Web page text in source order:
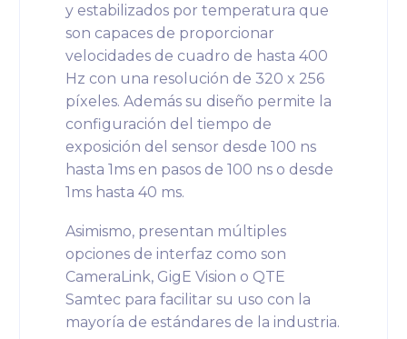
y estabilizados por temperatura que
son capaces de proporcionar
velocidades de cuadro de hasta 400
Hz con una resolución de 320 x 256
píxeles. Además su diseño permite la
configuración del tiempo de
exposición del sensor desde 100 ns
hasta 1ms en pasos de 100 ns o desde
1ms hasta 40 ms.
Asimismo, presentan múltiples
opciones de interfaz como son
CameraLink, GigE Vision o QTE
Samtec para facilitar su uso con la
mayoría de estándares de la industria.